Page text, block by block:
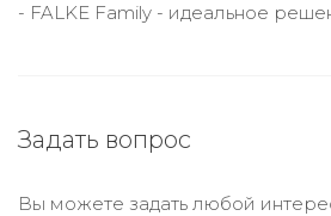
- FALKE Family - идеальное
Задать вопрос
Вы можете задать любой